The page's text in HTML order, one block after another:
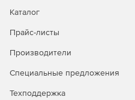
установки разъемных
Каталог
Прайс-листы
Производители
Специальные предложения
Техподдержка